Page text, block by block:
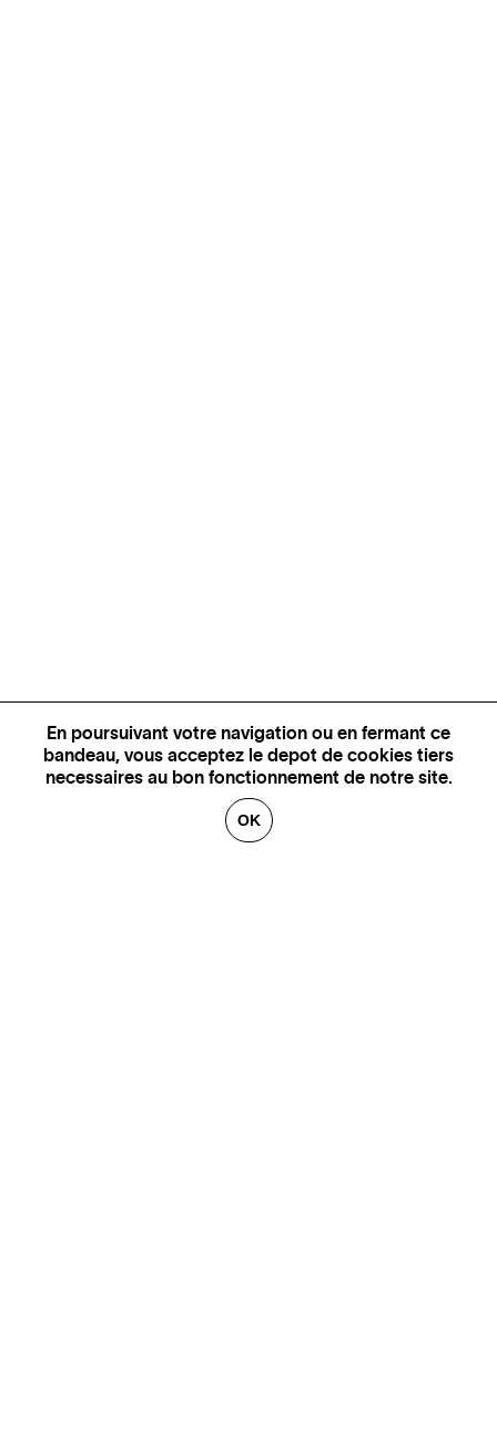
En poursuivant votre navigation ou en fermant ce
bandeau, vous acceptez le depot de cookies tiers
necessaires au bon fonctionnement de notre site.
OK